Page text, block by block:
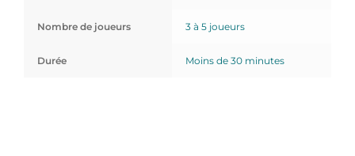
Nombre de joueurs 3 à 5 joueurs
Durée Moins de 30 minutes